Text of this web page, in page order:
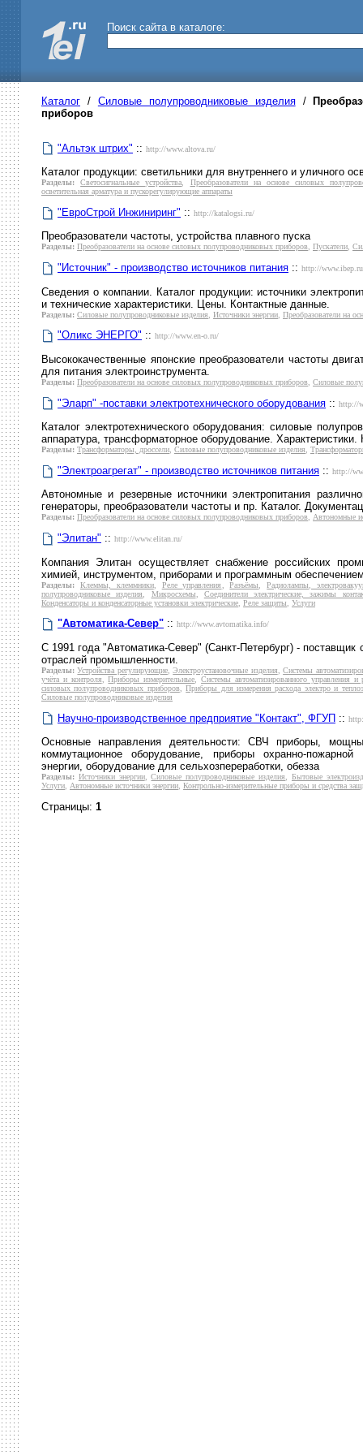
Поиск сайта в каталоге:
Каталог / Силовые полупроводниковые изделия/
приборов
"Альтэк штрих" :: http://www.altova.ru/
Каталог продукции: светильники для внутреннего и уличного
Разделы: Светосигнальные устройства, Преобразователи на основе силовых
осветительная арматура и пускорегулирующие аппараты
"ЕвроСтрой Инжиниринг" :: http://katalogsi.ru/
Преобразователи частоты, устройства плавного пуска
Разделы: Преобразователи на основе силовых полупроводниковых приборов, Пускатели,
"Источник" - производство источников питания :: http://
Сведения о компании. Каталог продукции: источники
и технические характеристики. Цены. Контактные данные.
Разделы: Силовые полупроводниковые изделия Источники энергии Преобразователи на
"Оликс ЭНЕРГО" :: http://www.en-o.ru/
Высококачественные японские преобразователи частоты
для питания электроинструмента.
Разделы: Преобразователи на основе силовых полупроводниковых приборов Силовые
"Эларп" -поставки электротехнического оборудования :: http://
Каталог электротехнического оборудования: силовые
аппаратура, трансформаторное оборудование. Характеристики.
Разделы: Трансформаторы, дроссели Силовые полупроводниковые изделия
"Электроагрегат" - производство источников питания :: http://
Автономные и резервные источники электропитания
генераторы, преобразователи частоты и пр. Каталог.
Разделы: Преобразователи на основе силовых полупроводниковых приборов, Автономные
"Элитан" :: http://www.elitan.ru/
Компания Элитан осуществляет снабжение российских
химией, инструментом, приборами и программным
Разделы: Клеммы, клеммники, Реле управления ,Разъёмы ,Радиолампы,
полупроводниковые изделия
Микросхемы
Соединители электрические, зажимы
Конденсаторы и конденсаторные установки электрические Реле защиты Услуги
"Автоматика-Север" :: http://www.avtomatika.info/
С 1991 года "Автоматика-Север" (Санкт-Петербург) -
отраслей промышленности.
Разделы: Устройства регулирующие,Электроустановочные изделия ,Системы
учёта и контроля ,Приборы измерительные ,Системы автоматизированного управления и
силовых полупроводниковых приборов,Приборы для измерения расхода электро и
Силовые полупроводниковые изделия
Научно-производственное предприятие "Контакт", ФГУП ::
Основные направления деятельности: СВЧ приборы,
коммутационное оборудование, приборы охранно-пожарной
энергии, оборудование для сельхозпереработки, обезза
Разделы: Источники энергии,Силовые полупроводниковые изделия
Бытовые
Услуги
Автономные источники энергии Контрольно-измерительные приборы и средства
Страницы: 1